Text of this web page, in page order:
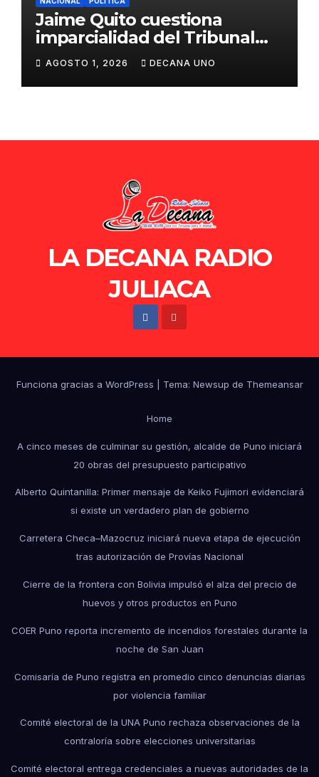
Jaime Quito cuestiona
imparcialidad del Tribunal
Constitucional tras liberación
de Ollanta Humala
AGOSTO 1, 2026 DECANA UNO
LA DECANA RADIO
JULIACA
Funciona gracias a WordPress Tema: Newsup de Themeansar
Home
A cinco meses de culminar su gestión, alcalde de Puno iniciará
20 obras del presupuesto participativo
Alberto Quintanilla: Primer mensaje de Keiko Fujimori evidenciará
si existe un verdadero plan de gobierno
Carretera Checa–Mazocruz iniciará nueva etapa de ejecución
tras autorización de Provías Nacional
Cierre de la frontera con Bolivia impulsó el alza del precio de
huevos y otros productos en Puno
COER Puno reporta incremento de incendios forestales durante la
noche de San Juan
Comisaría de Puno registra en promedio cinco denuncias diarias
por violencia familiar
Comité electoral de la UNA Puno rechaza observaciones de la
contraloría sobre elecciones universitarias
Comité electoral entrega credenciales a nuevas autoridades de la